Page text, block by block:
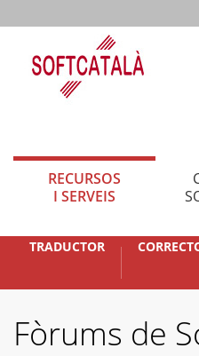
RECURSOS
I SERVEIS
TRADUCTOR
Fòrums de